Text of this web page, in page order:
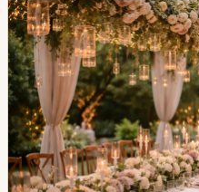
uns in Erinnerung, weil der
sollte. Ein Traubogen, der
nur das Wesentliche trägt, ein
sodass die Menschen, die
Mittelpunkt werden: diese
dekorieren. Sie geben eine
Hochzeitsdekoration, die
inszeniert.